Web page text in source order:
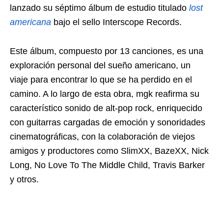
lanzado su séptimo álbum de estudio titulado lost
americana bajo el sello Interscope Records.
Este álbum, compuesto por 13 canciones, es una
exploración personal del sueño americano, un
viaje para encontrar lo que se ha perdido en el
camino. A lo largo de esta obra, mgk reafirma su
característico sonido de alt-pop rock, enriquecido
con guitarras cargadas de emoción y sonoridades
cinematográficas, con la colaboración de viejos
amigos y productores como SlimXX, BazeXX, Nick
Long, No Love To The Middle Child, Travis Barker
y otros.